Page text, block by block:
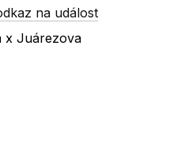
na událost
x Juárezova